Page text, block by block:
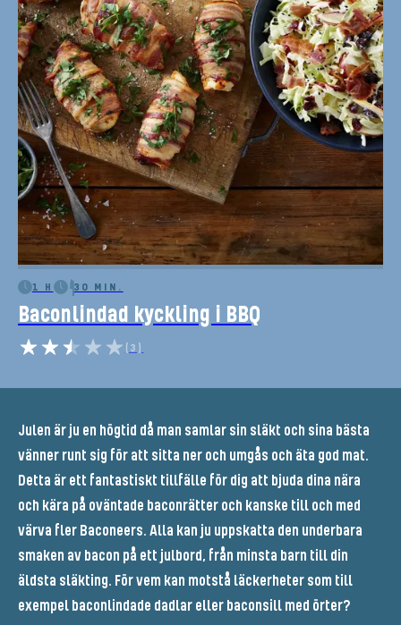
1 H 30 MIN.
Baconlindad kyckling i BBQ
(3)
Julen är ju en högtid då man samlar sin släkt och sina bästa
vänner runt sig för att sitta ner och umgås och äta god mat.
Detta är ett fantastiskt tillfälle för dig att bjuda dina nära
och kära på oväntade baconrätter och kanske till och med
värva fler Baconeers. Alla kan ju uppskatta den underbara
smaken av bacon på ett julbord, från minsta barn till din
äldsta släkting. För vem kan motstå läckerheter som till
exempel baconlindade dadlar eller baconsill med örter?